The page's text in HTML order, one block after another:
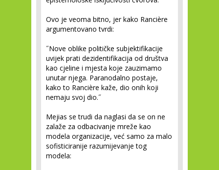
Ovo je veoma bitno, jer kako Rancière
argumentovano tvrdi:
˝Nove oblike političke subjektifikacije
uvijek prati dezidentifikacija od društva
kao cjeline i mjesta koje zauzimamo
unutar njega. Paranodalno postaje,
kako to Rancière kaže, dio onih koji
nemaju svoj dio.˝
Mejias se trudi da naglasi da se on ne
zalaže za odbacivanje mreže kao
modela organizacije, već samo za malo
sofisticiranije razumijevanje tog
modela: